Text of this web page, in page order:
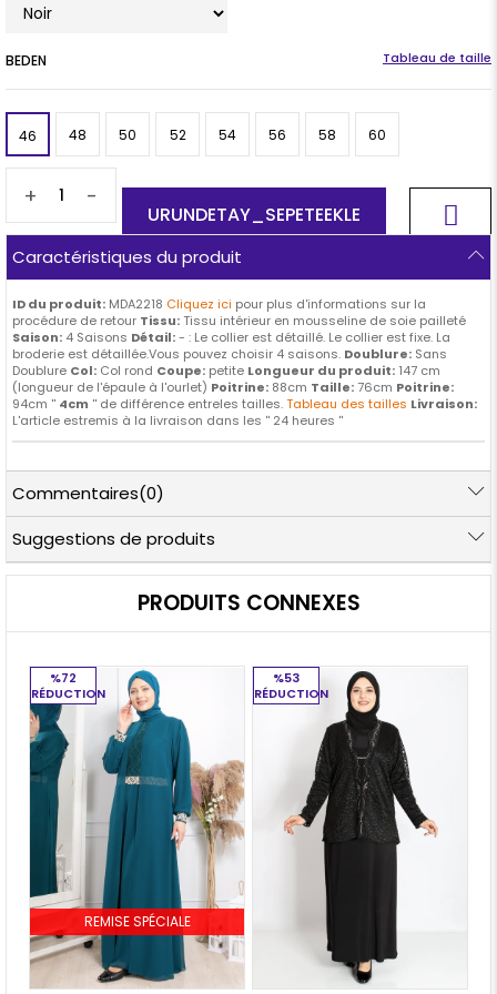
BEDEN
46 48 50 52 54 56 58 60
+ -
Caractéristiques du produit
ID du produit: MDA2218 Cliquez ici pour plus d'informations sur la
procédure de retour Tissu: Tissu intérieur en mousseline de soie pailleté
Saison: 4 Saisons Détail:- : Le collier est détaillé. Le collier est fixe. La
broderie est détaillée.Vous pouvez choisir 4 saisons. Doublure: Sans
Doublure Col: Col rond Coupe: petite Longueur du produit: 147 cm
(longueur de l'épaule à l'ourlet) Poitrine: 88cm Taille:76cm Poitrine:
94cm '' 4cm '' de différence entreles tailles.Tableau des tailles Livraison:
L'article estremis à la livraison dans les '' 24 heures ''
Commentaires(0)
Suggestions de produits
PRODUITS CONNEXES
%72
RÉDUCTION
REMISE SPÉCIALE
%53
RÉDUCTION